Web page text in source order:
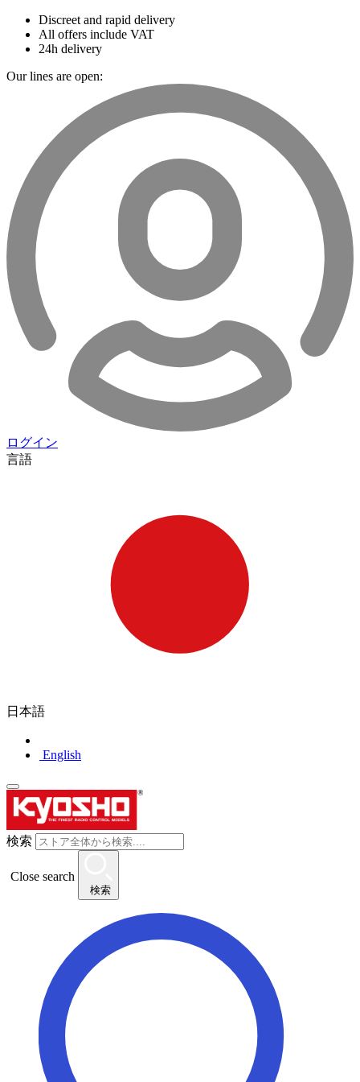
Discreet and rapid delivery
All offers include VAT
24h delivery
Our lines are open:
ログイン
言語
日本語
English
検索
Close search
検索